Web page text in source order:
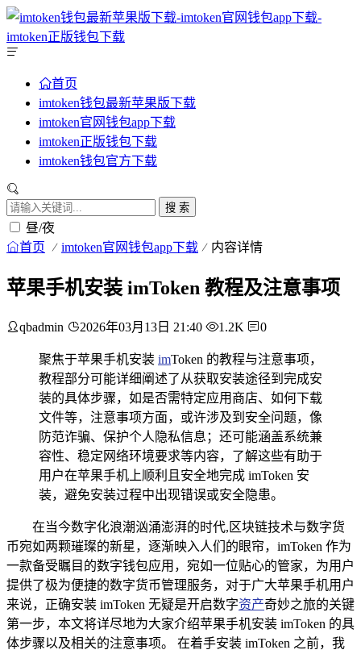
首页
imtoken钱包最新苹果版下载
imtoken官网钱包app下载
imtoken正版钱包下载
imtoken钱包官方下载
搜 索
昼/夜
首页 imtoken官网钱包app下载 内容详情
苹果手机安装 imToken 教程及注意事项
qbadmin 2026年03月13日 21:40 1.2K 0
聚焦于苹果手机安装 imToken 的教程与注意事项，
教程部分可能详细阐述了从获取安装途径到完成安
装的具体步骤，如是否需特定应用商店、如何下载
文件等，注意事项方面，或许涉及到安全问题，像
防范诈骗、保护个人隐私信息；还可能涵盖系统兼
容性、稳定网络环境要求等内容，了解这些有助于
用户在苹果手机上顺利且安全地完成 imToken 安
装，避免安装过程中出现错误或安全隐患。
在当今数字化浪潮汹涌澎湃的时代,区块链技术与数字货
币宛如两颗璀璨的新星，逐渐映入人们的眼帘，imToken 作为
一款备受瞩目的数字钱包应用，宛如一位贴心的管家，为用户
提供了极为便捷的数字货币管理服务，对于广大苹果手机用户
来说，正确安装 imToken 无疑是开启数字资产奇妙之旅的关键
第一步，本文将详尽地为大家介绍苹果手机安装 imToken 的具
体步骤以及相关的注意事项。 在着手安装 imToken 之前，我